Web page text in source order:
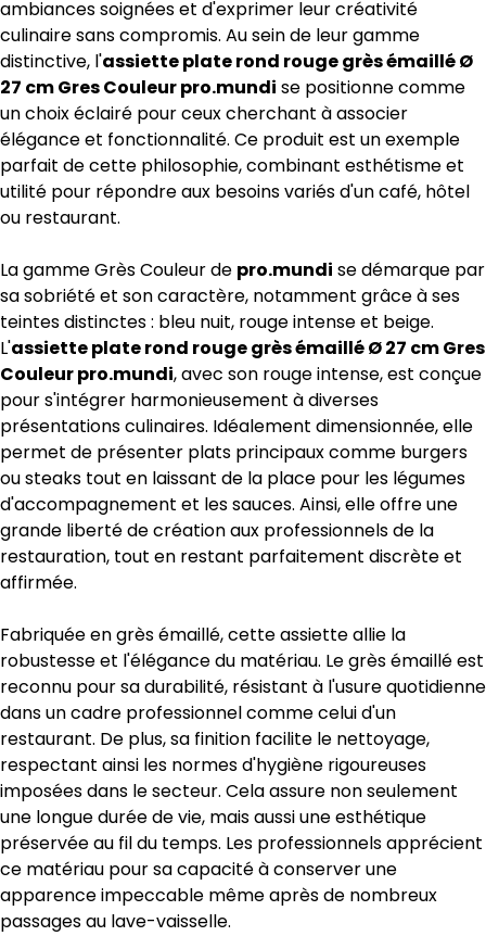
ambiances soignées et d'exprimer leur créativité
culinaire sans compromis. Au sein de leur gamme
distinctive, l'assiette plate rond rouge grès émaillé Ø
27 cm Gres Couleur pro.mundi se positionne comme
un choix éclairé pour ceux cherchant à associer
élégance et fonctionnalité. Ce produit est un exemple
parfait de cette philosophie, combinant esthétisme et
utilité pour répondre aux besoins variés d'un café, hôtel
ou restaurant.
La gamme Grès Couleur de pro.mundi se démarque par
sa sobriété et son caractère, notamment grâce à ses
teintes distinctes : bleu nuit, rouge intense et beige.
L'assiette plate rond rouge grès émaillé Ø 27 cm Gres
Couleur pro.mundi, avec son rouge intense, est conçue
pour s'intégrer harmonieusement à diverses
présentations culinaires. Idéalement dimensionnée, elle
permet de présenter plats principaux comme burgers
ou steaks tout en laissant de la place pour les légumes
d'accompagnement et les sauces. Ainsi, elle offre une
grande liberté de création aux professionnels de la
restauration, tout en restant parfaitement discrète et
affirmée.
Fabriquée en grès émaillé, cette assiette allie la
robustesse et l'élégance du matériau. Le grès émaillé est
reconnu pour sa durabilité, résistant à l'usure quotidienne
dans un cadre professionnel comme celui d'un
restaurant. De plus, sa finition facilite le nettoyage,
respectant ainsi les normes d'hygiène rigoureuses
imposées dans le secteur. Cela assure non seulement
une longue durée de vie, mais aussi une esthétique
préservée au fil du temps. Les professionnels apprécient
ce matériau pour sa capacité à conserver une
apparence impeccable même après de nombreux
passages au lave-vaisselle.